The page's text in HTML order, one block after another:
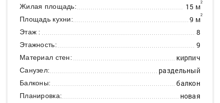
Жилая площадь: 15 м2
Площадь кухни: 9 м2
Этаж : 8
Этажность: 9
Материал стен: кирпич
Санузел: раздельный
Балконы: балкон
Планировка: новая